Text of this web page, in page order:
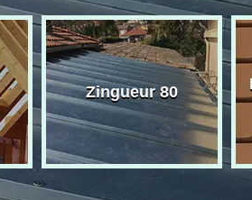
Zingueur 80